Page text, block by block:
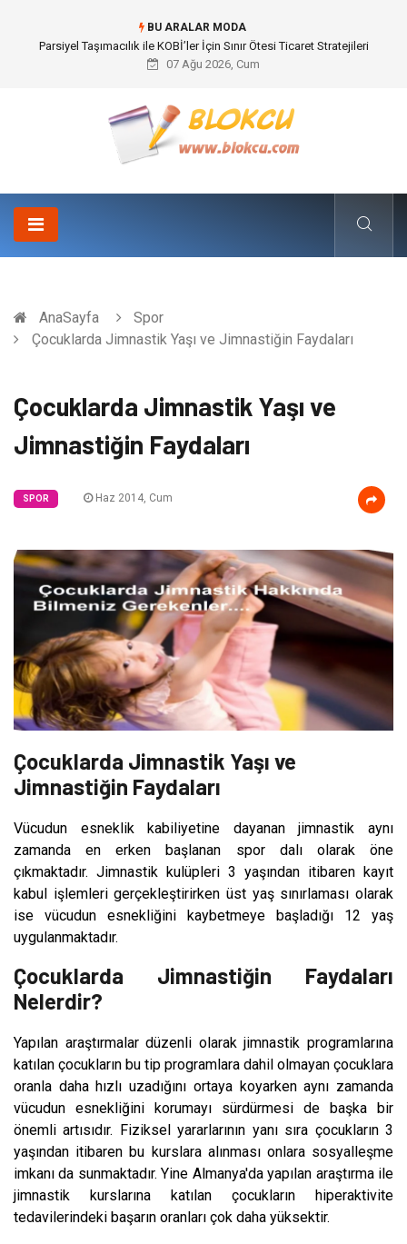
BU ARALAR MODA
Br544 ile Lastik ve Plastik Modifikasyonunda Yüksek Performans
07 Ağu 2026, Cum
AnaSayfa
Spor
Çocuklarda Jimnastik Yaşı ve Jimnastiğin Faydaları
Çocuklarda Jimnastik Yaşı ve
Jimnastiğin Faydaları
SPOR Haz 2014, Cum
Çocuklarda Jimnastik Yaşı ve
Jimnastiğin Faydaları
Vücudun esneklik kabiliyetine dayanan jimnastik aynı
zamanda en erken başlanan spor dalı olarak öne
çıkmaktadır. Jimnastik kulüpleri 3 yaşından itibaren kayıt
kabul işlemleri gerçekleştirirken üst yaş sınırlaması olarak
ise vücudun esnekliğini kaybetmeye başladığı 12 yaş
uygulanmaktadır.
Çocuklarda Jimnastiğin Faydaları
Nelerdir?
Yapılan araştırmalar düzenli olarak jimnastik programlarına
katılan çocukların bu tip programlara dahil olmayan çocuklara
oranla daha hızlı uzadığını ortaya koyarken aynı zamanda
vücudun esnekliğini korumayı sürdürmesi de başka bir
önemli artısıdır. Fiziksel yararlarının yanı sıra çocukların 3
yaşından itibaren bu kurslara alınması onlara sosyalleşme
imkanı da sunmaktadır. Yine Almanya'da yapılan araştırma ile
jimnastik kurslarına katılan çocukların hiperaktivite
tedavilerindeki başarın oranları çok daha yüksektir.